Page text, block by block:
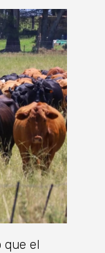
que el